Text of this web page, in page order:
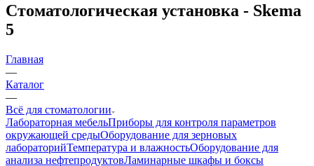
Стоматологическая установка - Skema
5
Главная
—
Каталог
—
Всё для стоматологии
Лабораторная мебельПриборы для контроля параметров
окружающей средыОборудование для зерновых
лабораторийТемпература и влажностьОборудование для
анализа нефтепродуктовЛаминарные шкафы и боксы